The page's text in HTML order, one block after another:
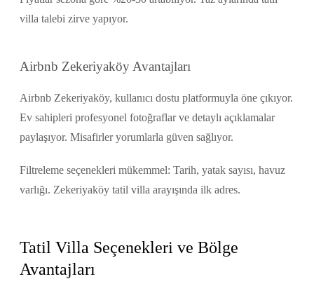
villa talebi zirve yapıyor.
Airbnb Zekeriyaköy Avantajları
Airbnb Zekeriyaköy, kullanıcı dostu platformuyla öne çıkıyor.
Ev sahipleri profesyonel fotoğraflar ve detaylı açıklamalar
paylaşıyor. Misafirler yorumlarla güven sağlıyor.
Filtreleme seçenekleri mükemmel: Tarih, yatak sayısı, havuz
varlığı. Zekeriyaköy tatil villa arayışında ilk adres.
Tatil Villa Seçenekleri ve Bölge
Avantajları